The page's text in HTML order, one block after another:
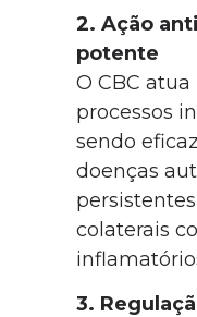
2. Ação
potente
O CBC
processos
sendo
doenças
colaterais
3.